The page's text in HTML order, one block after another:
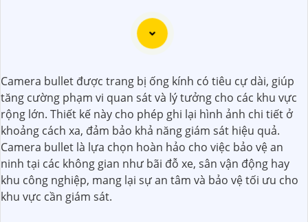
chính hãng giá rẻ và chất lượng:
1:Camera Dahua là một thương hiệu nổi tiếng về sản
phẩm an ninh và giám sát.⚒2:Để Hoàn toàn tin cậy mua
Camera Dahua chính hãng, bạn nên mua từ các cửa hàng
uy tín hoặc các đại lý chính thức của Dahua.☄️3:Mức giá
của Camera Dahua có thể thay đổi tùy vào model và chức
năng của camera. Bạn nên tìm hiểu kỹ trước khi đầu tư.🎖️
4:Chất lượng của Camera Dahua được đánh giá cao với
Camera bullet được trang bị ống kính có tiêu cự dài, giúp
tăng cường phạm vi quan sát và lý tưởng cho các khu vực
rộng lớn. Thiết kế này cho phép ghi lại hình ảnh chi tiết ở
khoảng cách xa, đảm bảo khả năng giám sát hiệu quả.
Camera bullet là lựa chọn hoàn hảo cho việc bảo vệ an
ninh tại các không gian như bãi đỗ xe, sân vận động hay
khu công nghiệp, mang lại sự an tâm và bảo vệ tối ưu cho
khu vực cần giám sát.